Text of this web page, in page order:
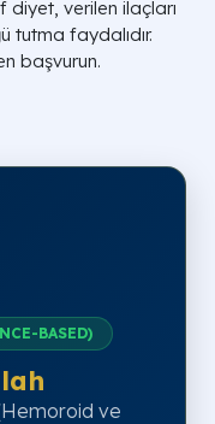
diyet, verilen ilaçları
tutma faydalıdır.
başvurun.
BASED)
ve